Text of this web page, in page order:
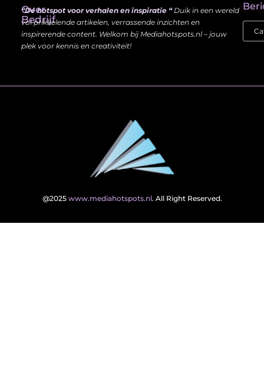
Over
Bedrijf
“Dé hotspot voor verhalen en inspiratie “Duik in een wereld
vol prikkelende artikelen, verrassende inzichten en
inspirerende content. Welkom bij Mediahotspots.nl – jouw
plek voor kennis en creativiteit!
@2025 www.mediahotspots.nl. All Right Reserved.